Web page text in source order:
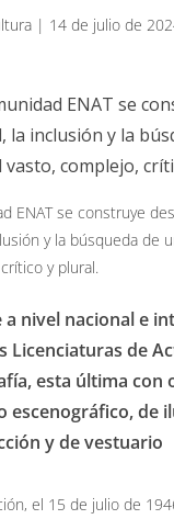
| 14 de julio de
ENAT se construye
y la búsqueda de
y plural.
a nivel nacional e
Licenciaturas de
esta última con
escenográfico, de
y de vestuario
el 15 de julio de